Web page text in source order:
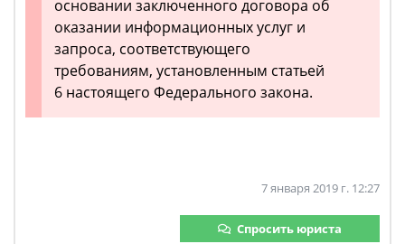
основании заключенного договора об
оказании информационных услуг и
запроса, соответствующего
требованиям, установленным статьей
6 настоящего Федерального закона.
7 января 2019 г. 12:27
Спросить юриста